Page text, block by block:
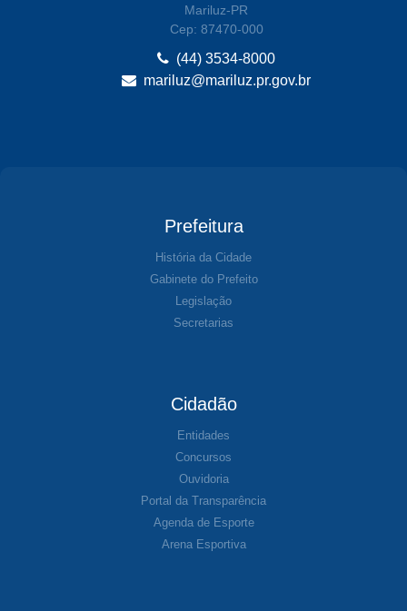
Mariluz-PR
Cep: 87470-000
(44) 3534-8000
mariluz@mariluz.pr.gov.br
Prefeitura
História da Cidade
Gabinete do Prefeito
Legislação
Secretarias
Cidadão
Entidades
Concursos
Ouvidoria
Portal da Transparência
Agenda de Esporte
Arena Esportiva